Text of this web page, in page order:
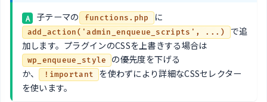
A 子テーマの functions.php に
add_action('admin_enqueue_scripts', ...)
で追
加します。プラグインのCSSを上書きする場合は
wp_enqueue_style
の優先度を下げる
か、
!important
を使わずにより詳細なCSSセレクター
を使います。